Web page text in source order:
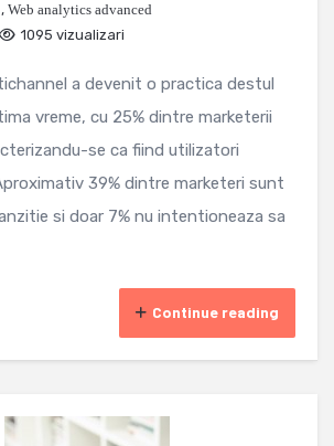
, Web analytics advanced
1095 vizualizari
a devenit o practica destul
vreme, cu 25% dintre marketerii
se ca fiind utilizatori
39% dintre marketeri sunt
si doar 7% nu intentioneaza sa
Continue reading